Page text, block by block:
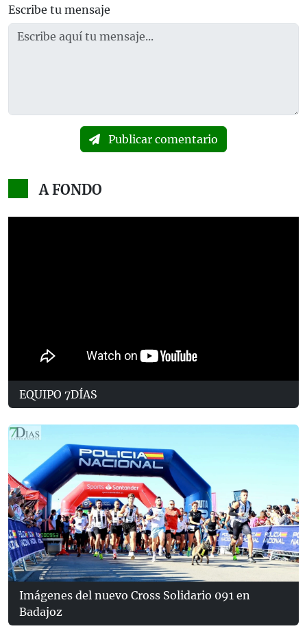
Escribe tu mensaje
Publicar comentario
A FONDO
EQUIPO 7DÍAS
Imágenes del nuevo Cross Solidario 091 en
Badajoz